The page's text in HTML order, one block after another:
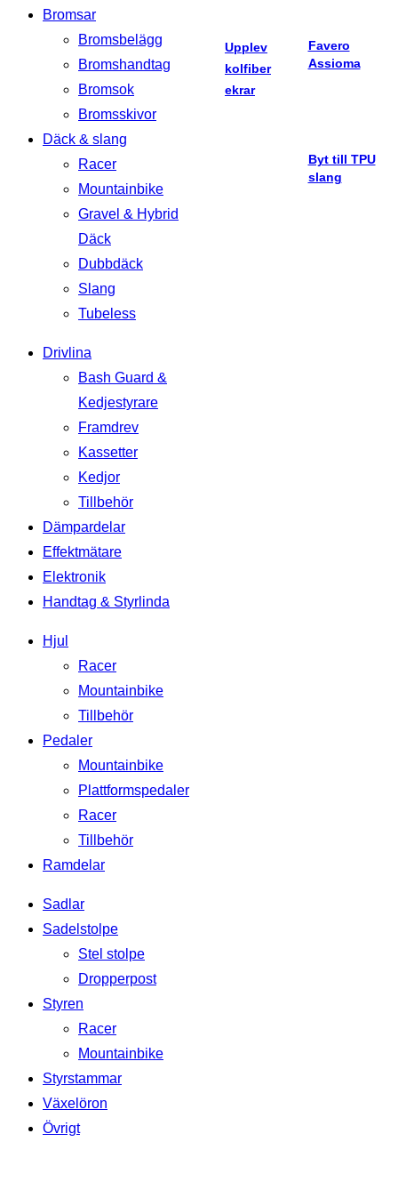
Bromsar
Bromsbelägg
Bromshandtag
Bromsok
Bromsskivor
Däck & slang
Racer
Mountainbike
Gravel & Hybrid
Däck
Dubbdäck
Slang
Tubeless
Drivlina
Bash Guard &
Kedjestyrare
Framdrev
Kassetter
Kedjor
Tillbehör
Dämpardelar
Effektmätare
Elektronik
Handtag & Styrlinda
Hjul
Racer
Mountainbike
Tillbehör
Pedaler
Mountainbike
Plattformspedaler
Racer
Tillbehör
Ramdelar
Sadlar
Sadelstolpe
Stel stolpe
Dropperpost
Styren
Racer
Mountainbike
Styrstammar
Växelöron
Övrigt
Upplev
kolfiber
ekrar
Favero
Assioma
Byt till TPU
slang